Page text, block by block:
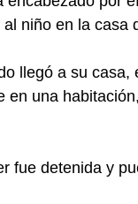
niño en la casa
llegó a su
en una
fue detenida y